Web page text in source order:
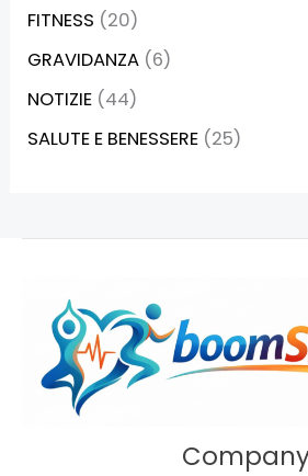
FITNESS (20)
GRAVIDANZA (6)
NOTIZIE (44)
SALUTE E BENESSERE (25)